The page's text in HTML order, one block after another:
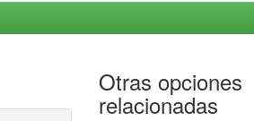
Otras opciones
relacionadas